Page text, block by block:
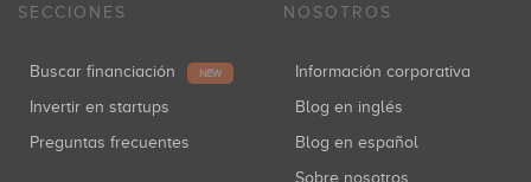
SECCIONES
Buscar financiación NEW
Invertir en startups
Preguntas frecuentes
NOSOTROS
Información corporativa
Blog en inglés
Blog en español
Sobre nosotros